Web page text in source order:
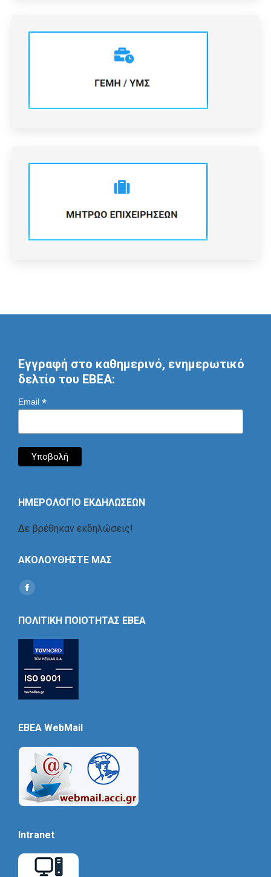
Εγγραφή στο καθημερινό, ενημερωτικό
δελτίο του ΕΒΕΑ:
Email *
ΗΜΕΡΟΛΟΓΙΟ ΕΚΔΗΛΩΣΕΩΝ
Δε βρέθηκαν εκδηλώσεις!
ΑΚΟΛΟΥΘΗΣΤΕ ΜΑΣ
Find us on:
Social
ΠΟΛΙΤΙΚΗ ΠΟΙΟΤΗΤΑΣ ΕΒΕΑ
EBEA WebMail
Intranet